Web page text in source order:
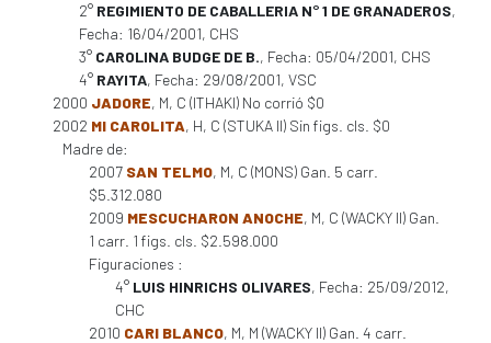
2° REGIMIENTO DE CABALLERIA N° 1 DE GRANADEROS,
Fecha: 16/04/2001, CHS
3° CAROLINA BUDGE DE B., Fecha: 05/04/2001, CHS
4° RAYITA, Fecha: 29/08/2001, VSC
2000 JADORE, M, C (ITHAKI) No corrió $0
2002 MI CAROLITA, H, C (STUKA II) Sin figs. cls. $0
Madre de:
2007 SAN TELMO, M, C (MONS) Gan. 5 carr.
$5.312.080
2009 MESCUCHARON ANOCHE, M, C (WACKY II) Gan.
1 carr. 1 figs. cls. $2.598.000
Figuraciones :
4° LUIS HINRICHS OLIVARES, Fecha: 25/09/2012,
CHC
2010 CARI BLANCO, M, M (WACKY II) Gan. 4 carr.